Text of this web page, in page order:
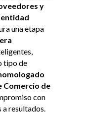
y
una etapa
tipo de
Comercio de
con
a resultados.